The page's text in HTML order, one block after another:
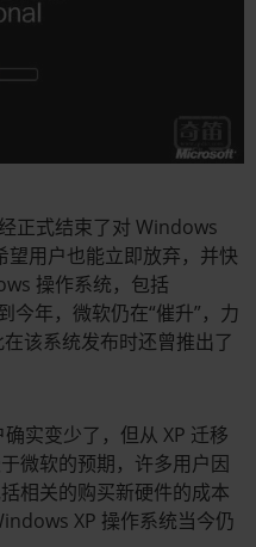
正式结束了对 Windows
望用户也能立即放弃，并快
操作系统，包括
年，微软仍在“催升”，力
该系统发布时还曾推出了
实变少了，但从 XP 迁移
微软的预期，许多用户因
相关的购买新硬件的成本
XP 操作系统当今仍